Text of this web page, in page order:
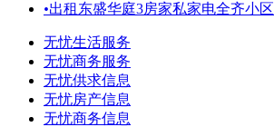
•出租东盛华庭3房家私家电全齐小区
无忧生活服务
无忧商务服务
无忧供求信息
无忧房产信息
无忧商务信息